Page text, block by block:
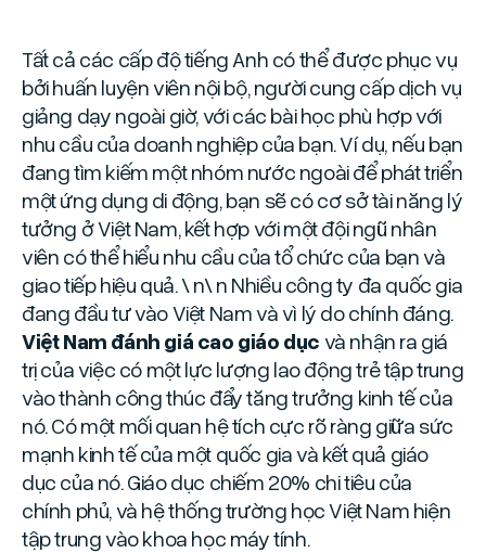
Tất cả các cấp độ tiếng Anh có thể được phục vụ
bởi huấn luyện viên nội bộ, người cung cấp dịch vụ
giảng dạy ngoài giờ, với các bài học phù hợp với
nhu cầu của doanh nghiệp của bạn. Ví dụ, nếu bạn
đang tìm kiếm một nhóm nước ngoài để phát triển
một ứng dụng di động, bạn sẽ có cơ sở tài năng lý
tưởng ở Việt Nam, kết hợp với một đội ngũ nhân
viên có thể hiểu nhu cầu của tổ chức của bạn và
giao tiếp hiệu quả. \ n\ n Nhiều công ty đa quốc gia
đang đầu tư vào Việt Nam và vì lý do chính đáng.
Việt Nam đánh giá cao giáo dục và nhận ra giá
trị của việc có một lực lượng lao động trẻ tập trung
vào thành công thúc đẩy tăng trưởng kinh tế của
nó. Có một mối quan hệ tích cực rõ ràng giữa sức
mạnh kinh tế của một quốc gia và kết quả giáo
dục của nó. Giáo dục chiếm 20% chi tiêu của
chính phủ, và hệ thống trường học Việt Nam hiện
tập trung vào khoa học máy tính.